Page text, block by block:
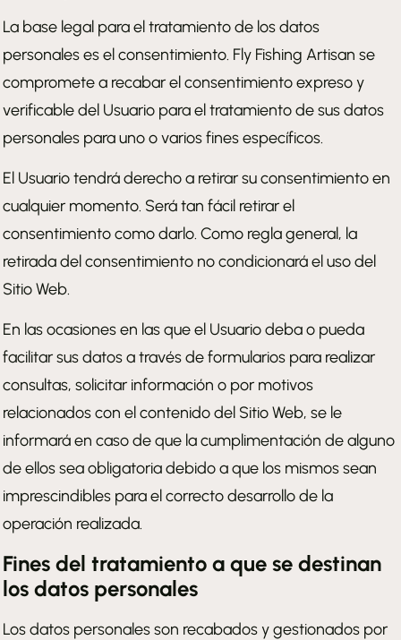
La base legal para el tratamiento de los datos
personales es el consentimiento. Fly Fishing Artisan se
compromete a recabar el consentimiento expreso y
verificable del Usuario para el tratamiento de sus datos
personales para uno o varios fines específicos.
El Usuario tendrá derecho a retirar su consentimiento en
cualquier momento. Será tan fácil retirar el
consentimiento como darlo. Como regla general, la
retirada del consentimiento no condicionará el uso del
Sitio Web.
En las ocasiones en las que el Usuario deba o pueda
facilitar sus datos a través de formularios para realizar
consultas, solicitar información o por motivos
relacionados con el contenido del Sitio Web, se le
informará en caso de que la cumplimentación de alguno
de ellos sea obligatoria debido a que los mismos sean
imprescindibles para el correcto desarrollo de la
operación realizada.
Fines del tratamiento a que se destinan
los datos personales
Los datos personales son recabados y gestionados por